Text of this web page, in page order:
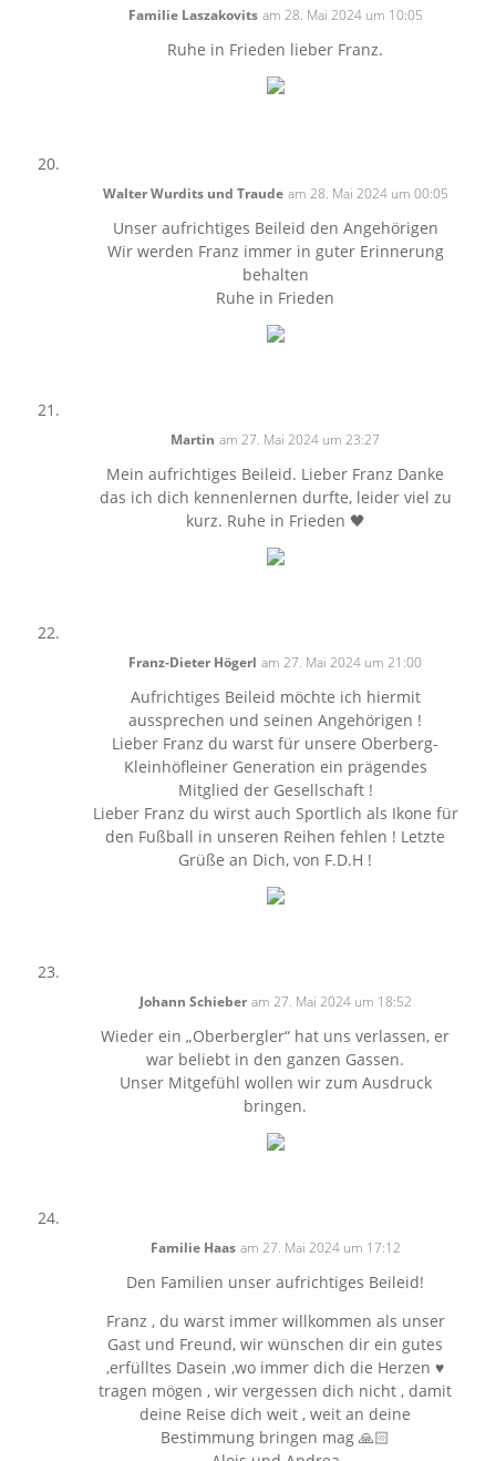
Familie Laszakovits am 28. Mai 2024 um 10:05
Ruhe in Frieden lieber Franz.
Walter Wurdits und Traude am 28. Mai 2024 um 00:05
Unser aufrichtiges Beileid den Angehörigen
Wir werden Franz immer in guter Erinnerung
behalten
Ruhe in Frieden
Martin am 27. Mai 2024 um 23:27
Mein aufrichtiges Beileid. Lieber Franz Danke
das ich dich kennenlernen durfte, leider viel zu
kurz. Ruhe in Frieden 🖤
Franz-Dieter Högerl am 27. Mai 2024 um 21:00
Aufrichtiges Beileid möchte ich hiermit
aussprechen und seinen Angehörigen !
Lieber Franz du warst für unsere Oberberg-
Kleinhöfleiner Generation ein prägendes
Mitglied der Gesellschaft !
Lieber Franz du wirst auch Sportlich als Ikone für
den Fußball in unseren Reihen fehlen ! Letzte
Grüße an Dich, von F.D.H !
Johann Schieber am 27. Mai 2024 um 18:52
Wieder ein „Oberbergler“ hat uns verlassen, er
war beliebt in den ganzen Gassen.
Unser Mitgefühl wollen wir zum Ausdruck
bringen.
Familie Haas am 27. Mai 2024 um 17:12
Den Familien unser aufrichtiges Beileid!
Franz , du warst immer willkommen als unser
Gast und Freund, wir wünschen dir ein gutes
,erfülltes Dasein ,wo immer dich die Herzen ♥️
tragen mögen , wir vergessen dich nicht , damit
deine Reise dich weit , weit an deine
Bestimmung bringen mag 🙏🏻